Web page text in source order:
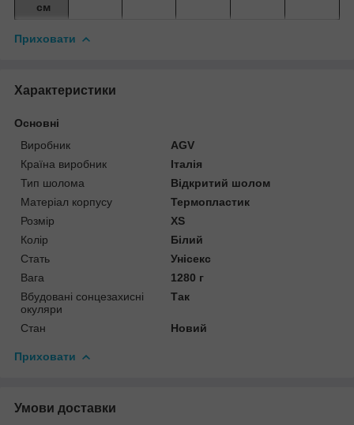
см
Приховати
Характеристики
Основні
Виробник
AGV
Країна виробник
Італія
Тип шолома
Відкритий шолом
Матеріал корпусу
Термопластик
Розмір
XS
Колір
Білий
Стать
Унісекс
Вага
1280 г
Вбудовані сонцезахисні
окуляри
Так
Стан Новий
Приховати
Умови доставки